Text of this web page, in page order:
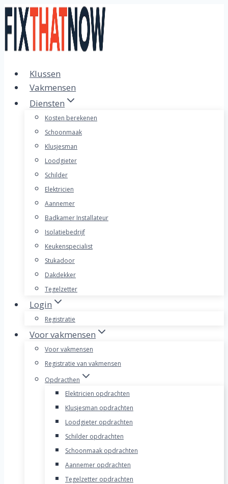
Doorgaan
naar
inhoud
Klussen
Vakmensen
Diensten
Kosten berekenen
Schoonmaak
Klusjesman
Loodgieter
Schilder
Elektricien
Aannemer
Badkamer Installateur
Isolatiebedrijf
Keukenspecialist
Stukadoor
Dakdekker
Tegelzetter
Login
Registratie
Voor vakmensen
Voor vakmensen
Registratie van vakmensen
Opdracthen
Elektricien opdrachten
Klusjesman opdrachten
Loodgieter opdrachten
Schilder opdrachten
Schoonmaak opdrachten
Aannemer opdrachten
Tegelzetter opdrachten